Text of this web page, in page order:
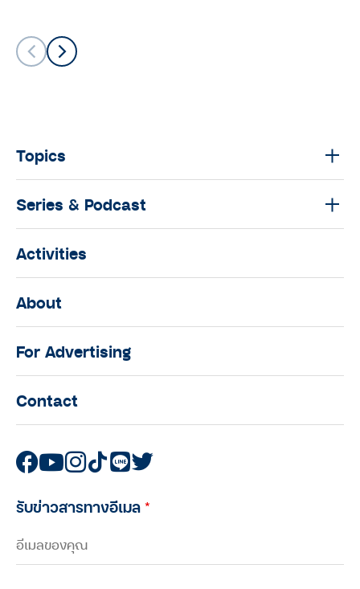
Topics
Series & Podcast
Activities
About
For Advertising
Contact
รับข่าวสารทางอีเมล*